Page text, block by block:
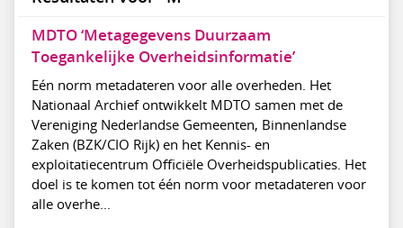
MDTO ‘Metagegevens Duurzaam
Toegankelijke Overheidsinformatie’
Eén norm metadateren voor alle overheden. Het
Nationaal Archief ontwikkelt MDTO samen met de
Vereniging Nederlandse Gemeenten, Binnenlandse
Zaken (BZK/CIO Rijk) en het Kennis- en
exploitatiecentrum Officiële Overheidspublicaties. Het
doel is te komen tot één norm voor metadateren voor
alle overhe...